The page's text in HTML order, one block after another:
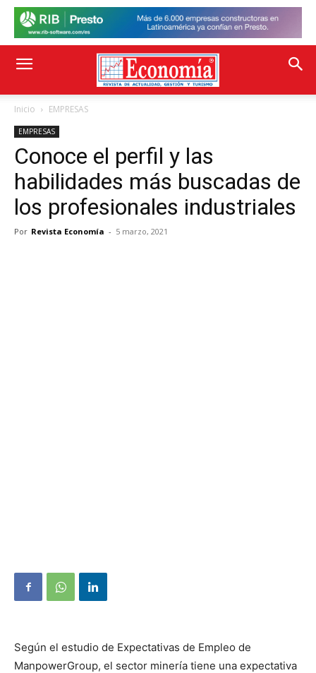
Inicio EMPRESAS
EMPRESAS
Conoce el perfil y las
habilidades más buscadas de
los profesionales industriales
Por Revista Economía - 5 marzo, 2021
Según el estudio de Expectativas de Empleo de
ManpowerGroup, el sector minería tiene una expectativa